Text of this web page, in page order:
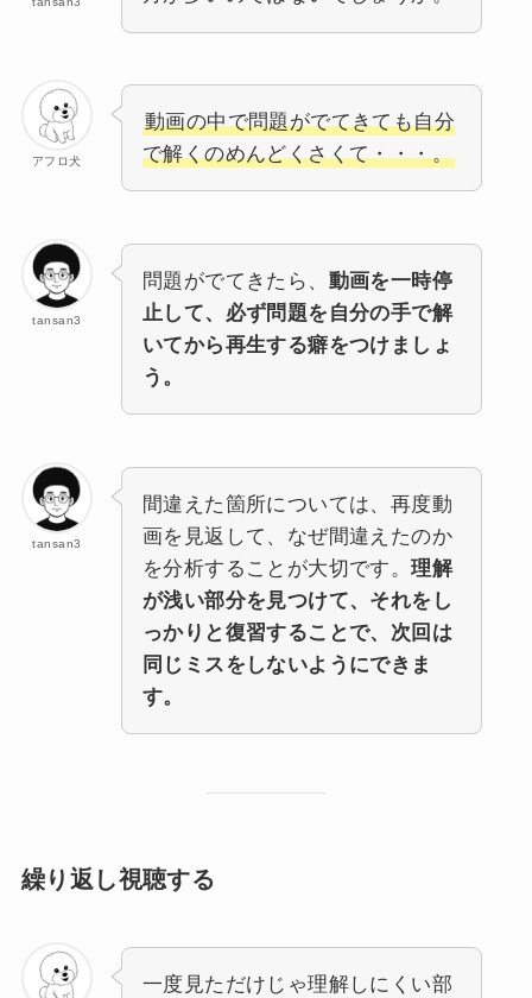
アフロ犬
動画の中で問題がでてきても自分
で解くのめんどくさくて・・・。
tansan3
問題がでてきたら、 動画を一時停
止して、必ず問題を自分の手で解
いてから再生する癖をつけましょ
う。
tansan3
間違えた箇所については、再度動
画を見返して、なぜ間違えたのか
を分析することが大切です。理解
が浅い部分を見つけて、それをし
っかりと復習することで、次回は
同じミスをしないようにできま
す。
繰り返し視聴する
一度見ただけじゃ理解しにくい部